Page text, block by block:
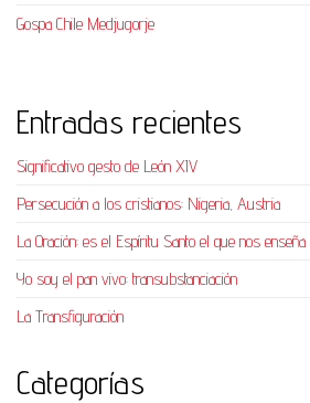
Gospa Chile Medjugorje
Entradas recientes
Significativo gesto de León XIV
Persecución a los cristianos: Nigeria, Austria
La Oración: es el Espíritu Santo el que nos
Yo soy el pan vivo: transubstanciación
La Transfiguración
Categorías